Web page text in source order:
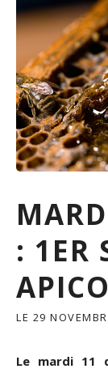
: 1ER
LE 29
Le mardi 11